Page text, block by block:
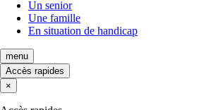
Un senior
Une famille
En situation de handicap
menu
Accès rapides
×